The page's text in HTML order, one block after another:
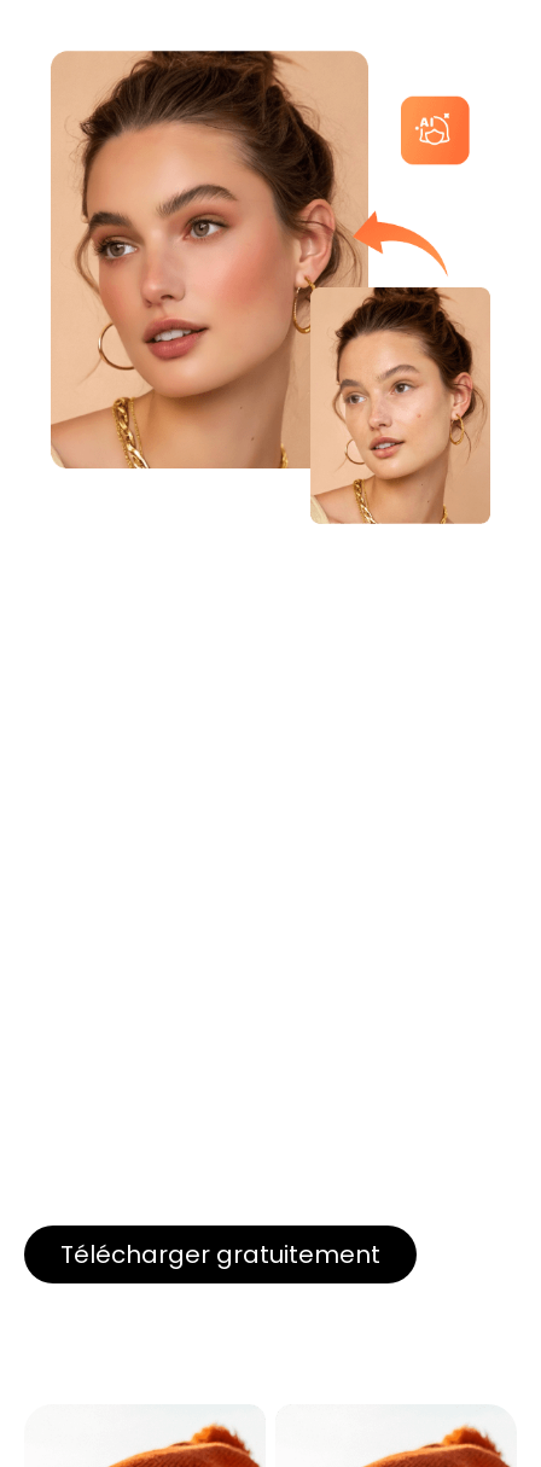
Télécharger gratuitement